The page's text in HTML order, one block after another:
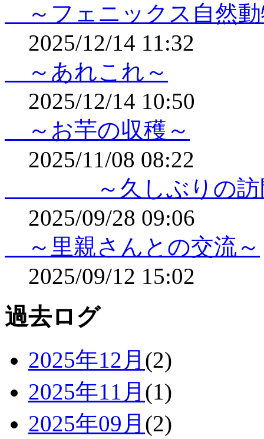
～フェニックス自然
2025/12/14 11:32
～あれこれ～
2025/12/14 10:50
～お芋の収穫～
2025/11/08 08:22
～久しぶりの訪
2025/09/28 09:06
～里親さんとの交流～
2025/09/12 15:02
過去ログ
2025年12月 (2)
2025年11月 (1)
2025年09月 (2)